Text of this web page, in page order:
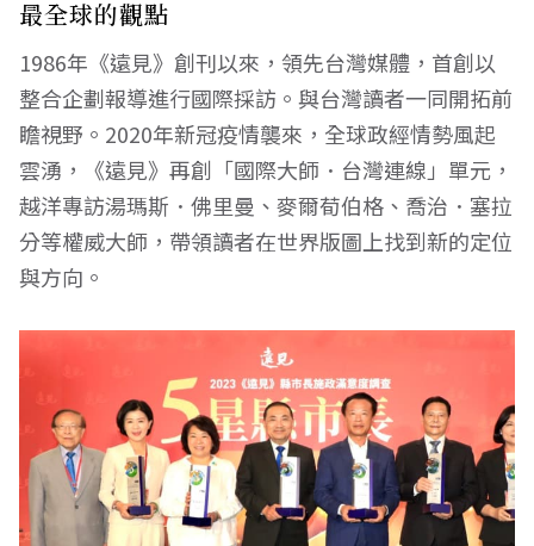
最全球的觀點
1986年《遠見》創刊以來，領先台灣媒體，首創以
整合企劃報導進行國際採訪。與台灣讀者一同開拓前
瞻視野。2020年新冠疫情襲來，全球政經情勢風起
雲湧，《遠見》再創「國際大師．台灣連線」單元，
越洋專訪湯瑪斯．佛里曼、麥爾荀伯格、喬治．塞拉
分等權威大師，帶領讀者在世界版圖上找到新的定位
與方向。